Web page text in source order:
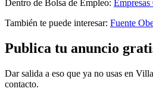
Dentro de Bolsa de Empleo: Empresas
También te puede interesar: Fuente
Publica tu anuncio
Dar salida a eso que ya no usas en
contacto.